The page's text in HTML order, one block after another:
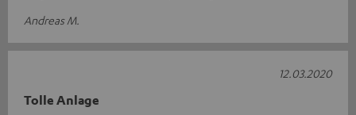
Andreas M.
Tolle Anlage
12.03.2020